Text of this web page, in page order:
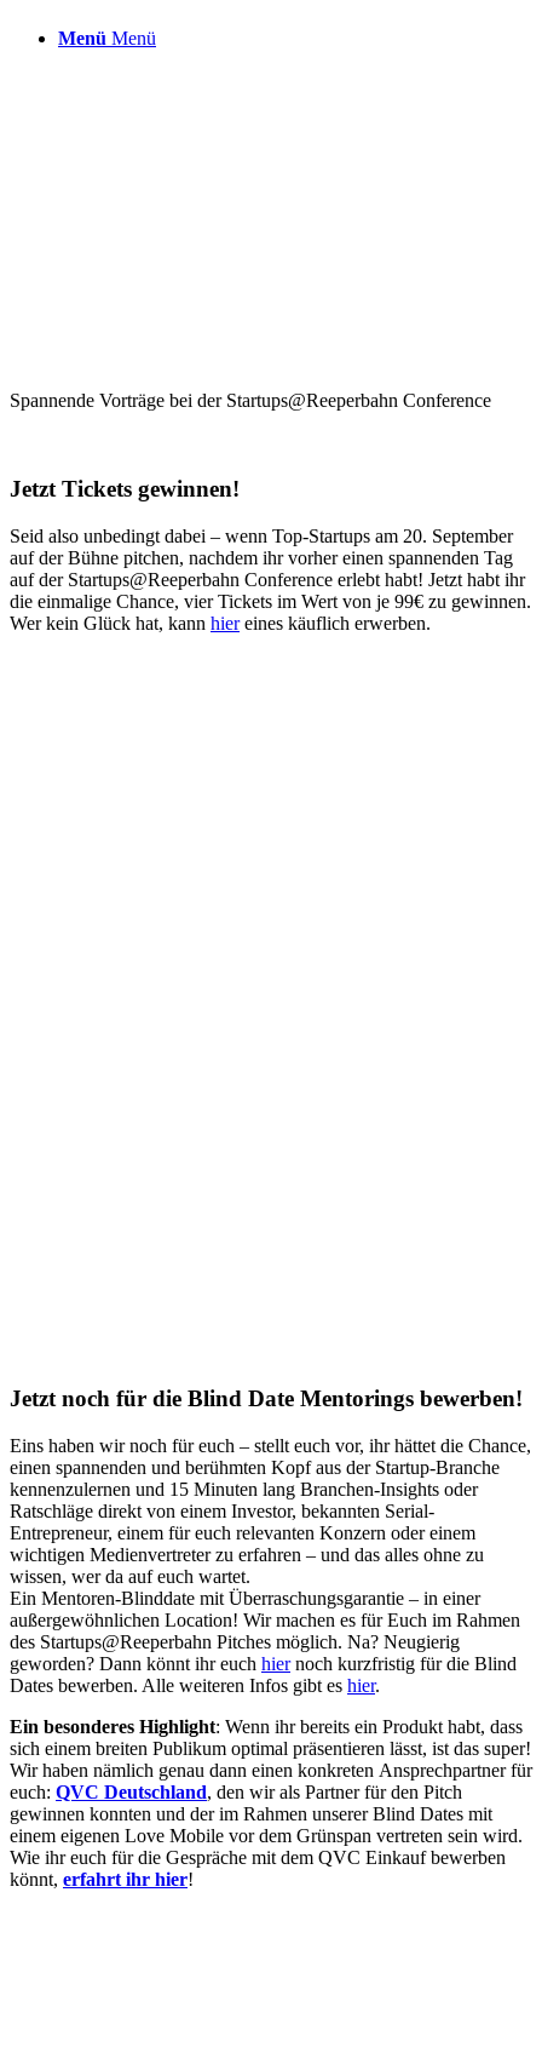
Menü Menü
Spannende Vorträge bei der Startups@Reeperbahn Conference
Jetzt Tickets gewinnen!
Seid also unbedingt dabei – wenn Top-Startups am 20. September
auf der Bühne pitchen, nachdem ihr vorher einen spannenden Tag
auf der Startups@Reeperbahn Conference erlebt habt! Jetzt habt ihr
die einmalige Chance, vier Tickets im Wert von je 99€ zu gewinnen.
Wer kein Glück hat, kann hiereines käuflich erwerben.
Jetzt noch für die Blind Date Mentorings bewerben!
Eins haben wir noch für euch – stellt euch vor, ihr hättet die Chance,
einen spannenden und berühmten Kopf aus der Startup-Branche
kennenzulernen und 15 Minuten lang Branchen-Insights oder
Ratschläge direkt von einem Investor, bekannten Serial-
Entrepreneur, einem für euch relevanten Konzern oder einem
wichtigen Medienvertreter zu erfahren – und das alles ohne zu
wissen, wer da auf euch wartet.
Ein Mentoren-Blinddate mit Überraschungsgarantie – in einer
außergewöhnlichen Location! Wir machen es für Euch im Rahmen
des Startups@Reeperbahn Pitches möglich. Na? Neugierig
geworden? Dann könnt ihr euch hiernoch kurzfristig für die Blind
Dates bewerben. Alle weiteren Infos gibt es hier.
Ein besonderes Highlight: Wenn ihr bereits ein Produkt habt, dass
sich einem breiten Publikum optimal präsentieren lässt, ist das super!
Wir haben nämlich genau dann einen konkreten Ansprechpartner für
euch: QVC Deutschland, den wir als Partner für den Pitch
gewinnen konnten und der im Rahmen unserer Blind Dates mit
einem eigenen Love Mobile vor dem Grünspan vertreten sein wird.
Wie ihr euch für die Gespräche mit dem QVC Einkauf bewerben
könnt, erfahrt ihr hier!